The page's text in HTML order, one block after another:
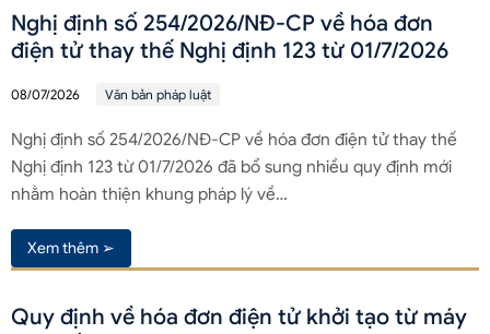
Nghị định số 254/2026/NĐ-CP về hóa đơn
điện tử thay thế Nghị định 123 từ 01/7/2026
08/07/2026 Văn bản pháp luật
Nghị định số 254/2026/NĐ-CP về hóa đơn điện tử thay thế
Nghị định 123 từ 01/7/2026 đã bổ sung nhiều quy định mới
nhằm hoàn thiện khung pháp lý về…
Xem thêm ➢
Quy định về hóa đơn điện tử khởi tạo từ máy